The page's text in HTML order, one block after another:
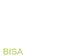
BISA